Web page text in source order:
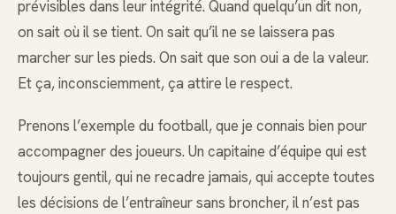
prévisibles dans leur intégrité. Quand quelqu’un dit non,
on sait où il se tient. On sait qu’il ne se laissera pas
marcher sur les pieds. On sait que son oui a de la valeur.
Et ça, inconsciemment, ça attire le respect.
Prenons l’exemple du football, que je connais bien pour
accompagner des joueurs. Un capitaine d’équipe qui est
toujours gentil, qui ne recadre jamais, qui accepte toutes
les décisions de l’entraîneur sans broncher, il n’est pas